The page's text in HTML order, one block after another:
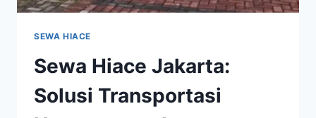
SEWA HIACE
Sewa Hiace Jakarta:
Solusi Transportasi